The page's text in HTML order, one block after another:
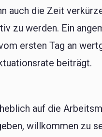
auch die Zeit
zu werden. Ein
ersten Tag an
beiträgt.
auf die
willkommen zu